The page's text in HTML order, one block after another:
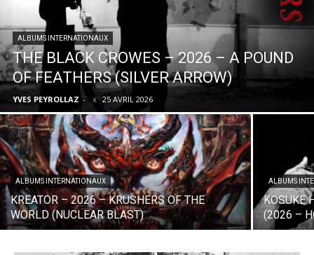
ALBUMS INTERNATIONAUX
THE BLACK CROWES – 2026 – A POUND
OF FEATHERS (SILVER ARROW)
YVES PEYROLLAZ - 25 AVRIL 2026
ALBUMS INTERNATIONAUX
KREATOR – 2026 – KRUSHERS OF THE
WORLD (NUCLEAR BLAST)
ALBUMS
KOSUKE
(2026 –